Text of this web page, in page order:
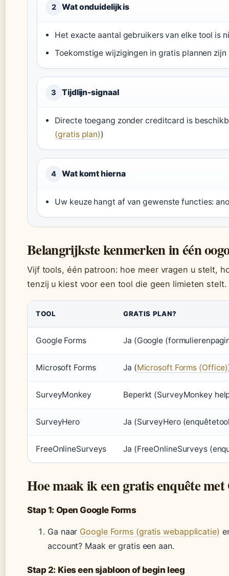
2 Wat onduidelijk is
Het exacte aantal gebruikers van elke tool is
Toekomstige wijzigingen in gratis plannen
3 Tijdlijn-signaal
Directe toegang zonder creditcard is
(gratis plan))
4 Wat komt hierna
Uw keuze hangt af van gewenste functies:
Belangrijkste kenmerken in één
Vijf tools, één patroon: hoe meer vragen u stelt,
tenzij u kiest voor een tool die geen limieten stelt.
TOOL GRATIS PLAN?
Google Forms Ja (Google
Microsoft Forms Ja (Microsoft Forms (Office)
SurveyMonkey Beperkt (SurveyMonkey
SurveyHero Ja (SurveyHero
FreeOnlineSurveys Ja (FreeOnlineSurveys
Hoe maak ik een gratis enquête met
Stap 1: Open Google Forms
Ga naar Google Forms (gratis webapplicatie)
account? Maak er gratis een aan.
Stap 2: Kies een sjabloon of begin leeg